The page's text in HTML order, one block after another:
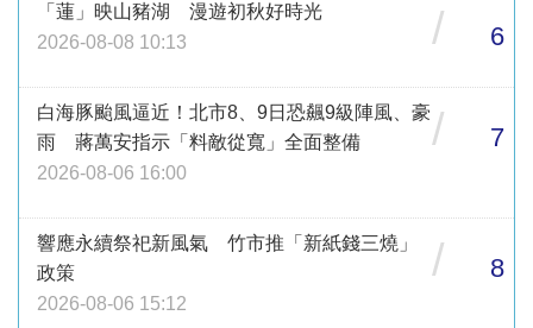
「蓮」映山豬湖 漫遊初秋好時光
2026-08-08 10:13
/ 6
白海豚颱風逼近！北市8、9日恐飆9級陣風、豪
雨 蔣萬安指示「料敵從寬」全面整備
2026-08-06 16:00
/ 7
響應永續祭祀新風氣 竹市推「新紙錢三燒」
政策
2026-08-06 15:12
/ 8